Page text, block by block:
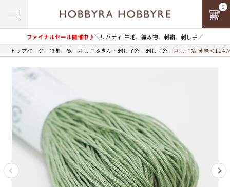
ファイナルセール開催中♪＼リバティ 生地、編み物、刺繍、刺し子／
0
トップページ 特集一覧 刺し子ふきん・刺し子糸 刺し子糸 刺し子糸 黄緑＜114